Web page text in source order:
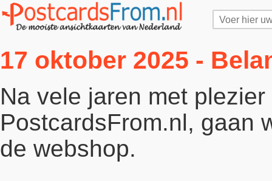
17 oktober 2025 -
Na vele jaren met
PostcardsFrom.nl, gaan
de webshop.